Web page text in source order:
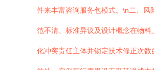
件来丰富咨询服务包模式。\n二、
范不清、标准异议及设计概念在物
化冲突责任主体并锁定技术修正次